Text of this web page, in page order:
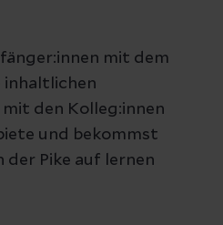
mit dem
inhaltlichen
den Kolleg:innen
und bekommst
der Pike auf lernen